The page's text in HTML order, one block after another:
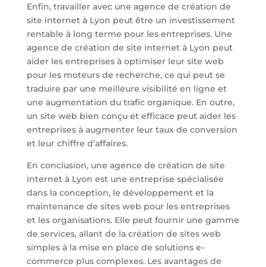
Enfin, travailler avec une agence de création de
site internet à Lyon peut être un investissement
rentable à long terme pour les entreprises. Une
agence de création de site internet à Lyon peut
aider les entreprises à optimiser leur site web
pour les moteurs de recherche, ce qui peut se
traduire par une meilleure visibilité en ligne et
une augmentation du trafic organique. En outre,
un site web bien conçu et efficace peut aider les
entreprises à augmenter leur taux de conversion
et leur chiffre d’affaires.
En conclusion, une agence de création de site
internet à Lyon est une entreprise spécialisée
dans la conception, le développement et la
maintenance de sites web pour les entreprises
et les organisations. Elle peut fournir une gamme
de services, allant de la création de sites web
simples à la mise en place de solutions e-
commerce plus complexes. Les avantages de